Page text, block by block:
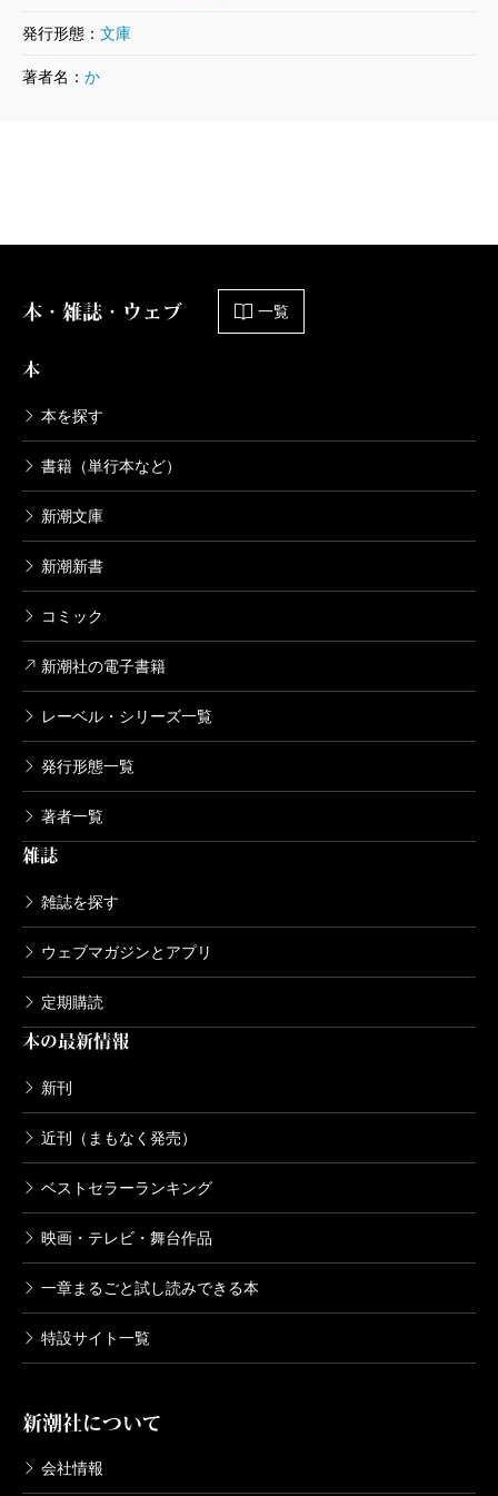
ますね。
辿り直すところはデビュー作の『ピンクとグレー』の
やっている気がします。
——伏線の回収も見事です。連載を始めた時点で、ど
こまで細かなプロットができていたのですか。
短いプロットは作りましたが、そこまでは具体的に
決めていませんでした。一番驚く真相はなんだろうと
考えながら書き進めました。
——光太は母と妹との三人家族。学生時代は経済的に
苦しく、バイトと家事と妹の世話に追われている。今
思えばヤングケアラーの話でもあったな、と。加藤さ
んの、時代に対する観察眼を改めて実感した次第で
す。
意図していませんでしたが、なにか実感があったん
でしょうね。でも、作中に書いた圧迫面接なんかはあ
う少しリアリティのあるレベルに直しています。
——文庫化に際して、かなり改稿されていますよね。
全体的に調整しました。当時は話がどこに向かう
か、何が伏線になるのかもわからないように書くのが
面白いだろうと思って、かなりいろんな要素を盛り込
んだんです。でも読み返して、もう少し綺麗に盛り付
削除しましたし。
発行形態： 文庫
著者名： か
本・雑誌・ウェブ 一覧
本
本を探す
書籍（単行本など）
新潮文庫
新潮新書
コミック
新潮社の電子書籍
レーベル・シリーズ一覧
発行形態一覧
著者一覧
雑誌
雑誌を探す
ウェブマガジンとアプリ
定期購読
本の最新情報
新刊
近刊（まもなく発売）
ベストセラーランキング
映画・テレビ・舞台作品
一章まるごと試し読みできる本
特設サイト一覧
新潮社について
会社情報